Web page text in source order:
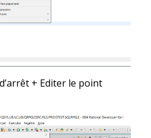
+ Editer le point